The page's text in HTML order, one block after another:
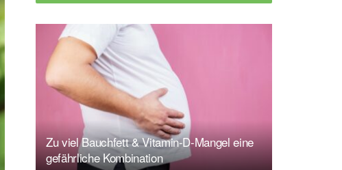
Zu viel Bauchfett & Vitamin-D-Mangel eine
gefährliche Kombination